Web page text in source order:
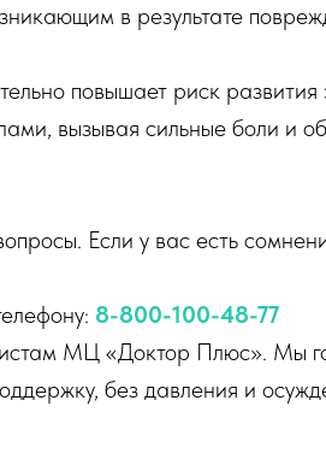
в результате
повышает риск развития
вызывая сильные боли и
Если у вас есть
8-800-100-48-77
МЦ «Доктор Плюс». Мы
без давления и